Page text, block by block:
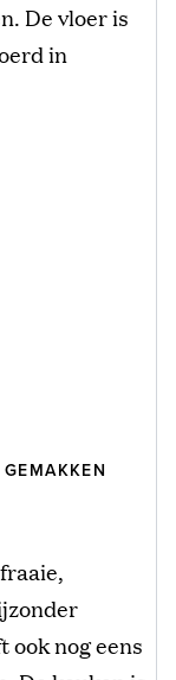
De vloer is
in
ook nog eens